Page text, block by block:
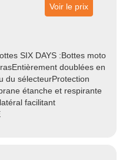
Voir le prix
SIX DAYS :Bottes moto
doublées en
du sélecteurProtection
étanche et respirante
facilitant